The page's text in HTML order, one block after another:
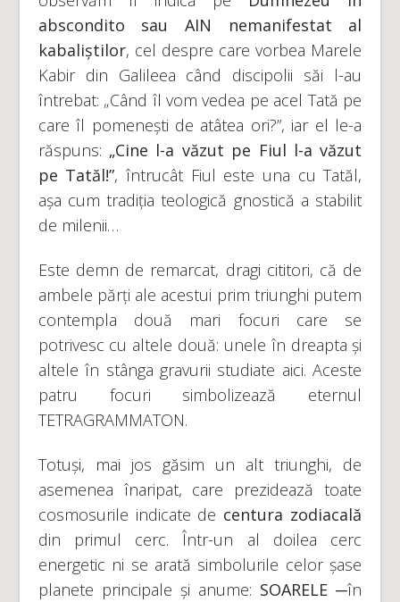
abscondito sau AIN nemanifestat al
kabaliştilor, cel despre care vorbea Marele
Kabir din Galileea când discipolii săi l-au
întrebat: „Când îl vom vedea pe acel Tată pe
care îl pomeneşti de atâtea ori?”, iar el le-a
răspuns: „Cine l-a văzut pe Fiul l-a văzut
pe Tatăl!”, întrucât Fiul este una cu Tatăl,
așa cum tradiția teologică gnostică a stabilit
de milenii…
Este demn de remarcat, dragi cititori, că de
ambele părți ale acestui prim triunghi putem
contempla două mari focuri care se
potrivesc cu altele două: unele în dreapta și
altele în stânga gravurii studiate aici. Aceste
patru focuri simbolizează eternul
TETRAGRAMMATON.
Totuși, mai jos găsim un alt triunghi, de
asemenea înaripat, care prezidează toate
cosmosurile indicate de centura zodiacală
din primul cerc. Într-un al doilea cerc
energetic ni se arată simbolurile celor șase
planete principale și anume: SOARELE ─în